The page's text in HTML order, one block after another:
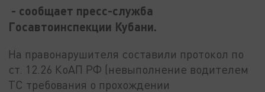
- сообщает пресс-служба
Госавтоинспекции Кубани.
На правонарушителя составили протокол по
ст. 12.26 КоАП РФ (невыполнение водителем
ТС требования о прохождении